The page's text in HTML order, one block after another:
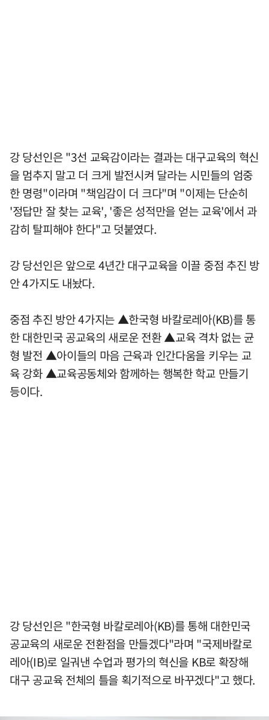
강 당선인은 "3선 교육감이라는 결과는 대구교육의 혁신
을 멈추지 말고 더 크게 발전시켜 달라는 시민들의 엄중
한 명령"이라며 "책임감이 더 크다"며 "이제는 단순히
'정답만 잘 찾는 교육', '좋은 성적만을 얻는 교육'에서 과
감히 탈피해야 한다"고 덧붙였다.
강 당선인은 앞으로 4년간 대구교육을 이끌 중점 추진 방
안 4가지도 내놨다.
중점 추진 방안 4가지는 ▲한국형 바칼로레아(KB)를 통
한 대한민국 공교육의 새로운 전환 ▲교육 격차 없는 균
형 발전 ▲아이들의 마음 근육과 인간다움을 키우는 교
육 강화 ▲교육공동체와 함께하는 행복한 학교 만들기
등이다.
강 당선인은 "한국형 바칼로레아(KB)를 통해 대한민국
공교육의 새로운 전환점을 만들겠다"라며 "국제바칼로
레아(IB)로 일궈낸 수업과 평가의 혁신을 KB로 확장해
대구 공교육 전체의 틀을 획기적으로 바꾸겠다"고 했다.